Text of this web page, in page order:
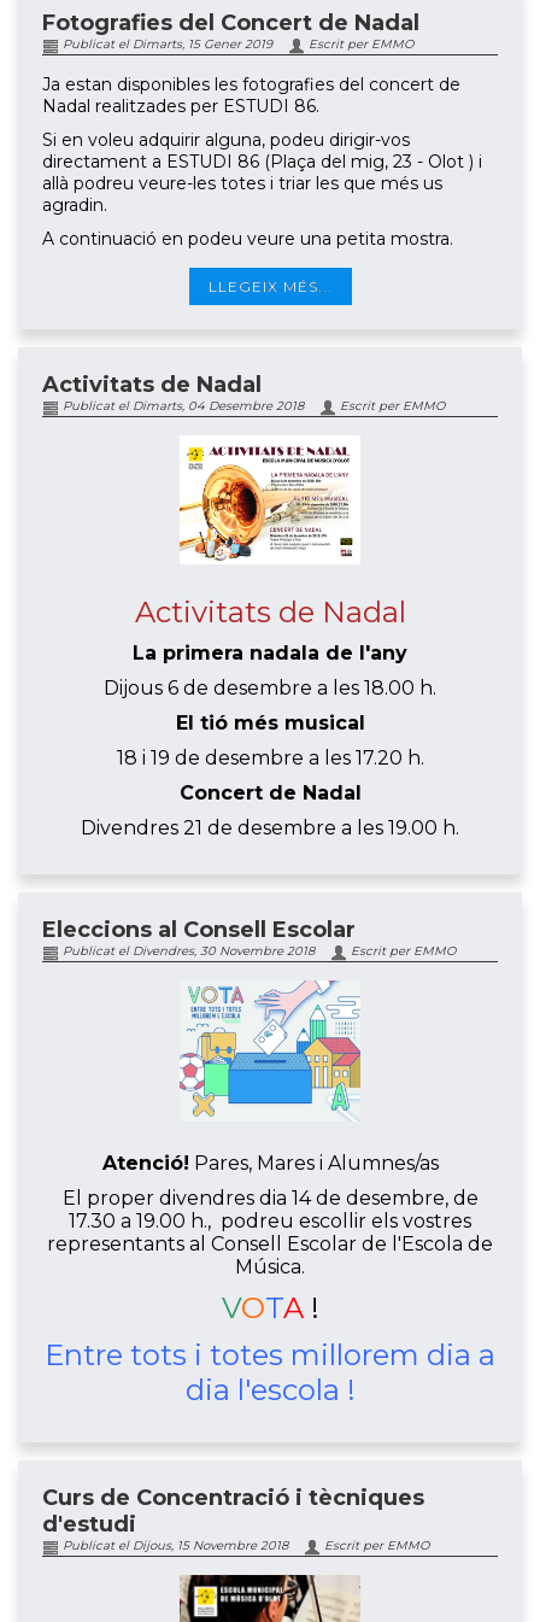
Fotografies del Concert de Nadal
Publicat el Dimarts, 15 Gener 2019 Escrit per EMMO
Ja estan disponibles les fotografies del concert de
Nadal realitzades per ESTUDI 86.
Si en voleu adquirir alguna, podeu dirigir-vos
directament a ESTUDI 86 (Plaça del mig, 23 - Olot ) i
allà podreu veure-les totes i triar les que més us
agradin.
A continuació en podeu veure una petita mostra.
LLEGEIX MÉS...
Activitats de Nadal
Publicat el Dimarts, 04 Desembre 2018 Escrit per EMMO
Activitats de Nadal
La primera nadala de l'any
Dijous 6 de desembre a les 18.00 h.
El tió més musical
18 i 19 de desembre a les 17.20 h.
Concert de Nadal
Divendres 21 de desembre a les 19.00 h.
Eleccions al Consell Escolar
Publicat el Divendres, 30 Novembre 2018 Escrit per EMMO
Atenció! Pares, Mares i Alumnes/as
El proper divendres dia 14 de desembre, de
17.30 a 19.00 h., podreu escollir els vostres
representants al Consell Escolar de l'Escola de
Música.
VOTA!
Entre tots i totes millorem dia a
dia l'escola !
Curs de Concentració i tècniques
d'estudi
Publicat el Dijous, 15 Novembre 2018 Escrit per EMMO